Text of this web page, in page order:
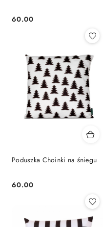
Cena:
60.00
Poduszka Choinki na śniegu
Cena:
60.00